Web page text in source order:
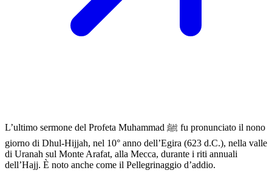
L’ultimo sermone del Profeta Muhammad ﷺ fu pronunciato il nono
giorno di Dhul-Hijjah, nel 10° anno dell’Egira (623 d.C.), nella valle
di Uranah sul Monte Arafat, alla Mecca, durante i riti annuali
dell’Hajj. È noto anche come il Pellegrinaggio d’addio.